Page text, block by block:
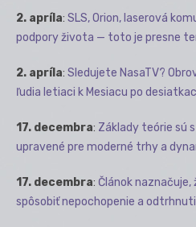
2. apríla: SLS, Orion, laserová
podpory života — toto je presne
2. apríla: Sledujete NasaTV?
ľudia letiaci k Mesiacu po
17. decembra: Základy teórie sú
upravené pre moderné trhy a
17. decembra: Článok naznačuje,
spôsobiť nepochopenie a